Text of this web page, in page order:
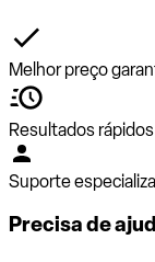
Melhor preço
Resultados rápidos
Suporte
Precisa de